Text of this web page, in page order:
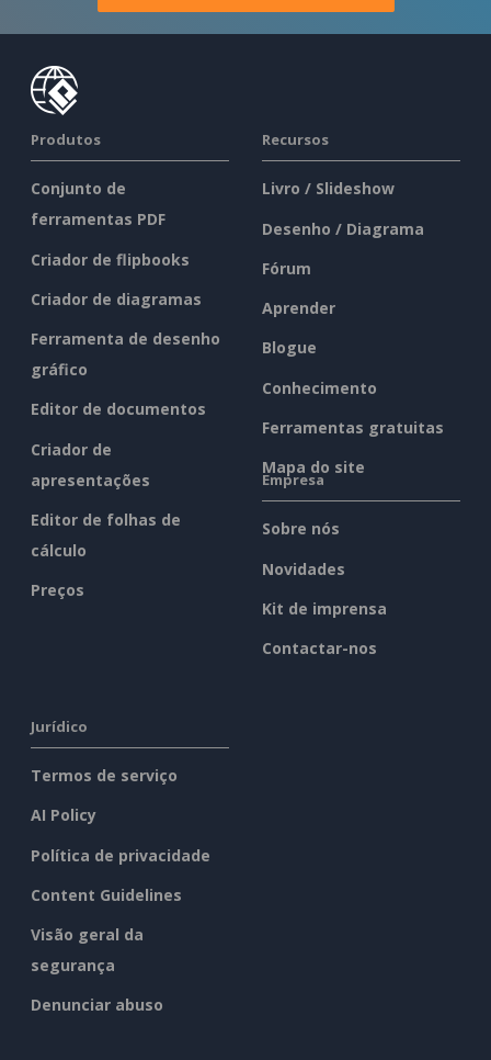
Produtos
Conjunto de
ferramentas PDF
Criador de flipbooks
Criador de diagramas
Ferramenta de desenho
gráfico
Editor de documentos
Criador de
apresentações
Editor de folhas de
cálculo
Preços
Recursos
Livro / Slideshow
Desenho / Diagrama
Fórum
Aprender
Blogue
Conhecimento
Ferramentas gratuitas
Mapa do site
Empresa
Sobre nós
Novidades
Kit de imprensa
Contactar-nos
Jurídico
Termos de serviço
AI Policy
Política de privacidade
Content Guidelines
Visão geral da
segurança
Denunciar abuso